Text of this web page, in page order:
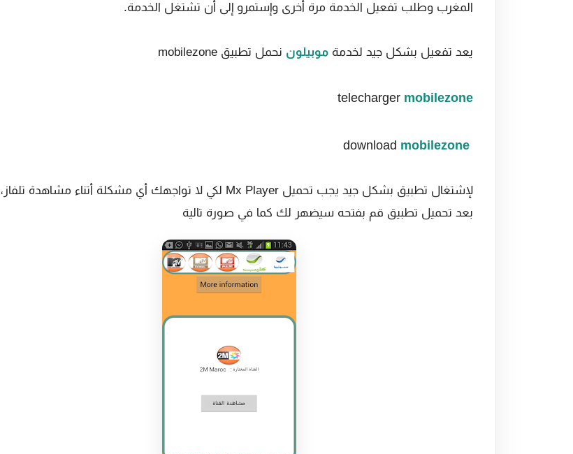
المغرب وطلب تفعيل الخدمة مرة أخرى وإستمرو إلى أن تشتغل الخدمة.
يعد تفعيل بشكل جيد لخدمة موبيلون نحمل تطبيق mobilezone
telecharger mobilezone
mobilezone
لإشتغال تطبيق بشكل جيد يجب تحميل Mx Player لكي لا تواجهك أي مشكلة أتناء مشاهدة تلفاز،
بعد تحميل تطبيق قم بفتحه سيضهر لك كما في صورة تالية